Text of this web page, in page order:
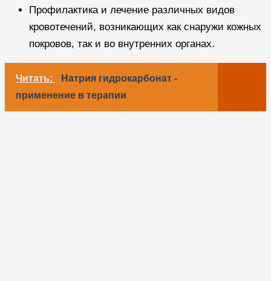
Профилактика и лечение различных видов
кровотечений, возникающих как снаружи кожных
покровов, так и во внутренних органах.
Читать:
Натрия гидрокарбонат -
применение в терапии